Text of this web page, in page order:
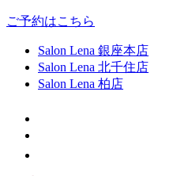
ご予約はこちら
Salon Lena 銀座本店
Salon Lena 北千住店
Salon Lena 柏店